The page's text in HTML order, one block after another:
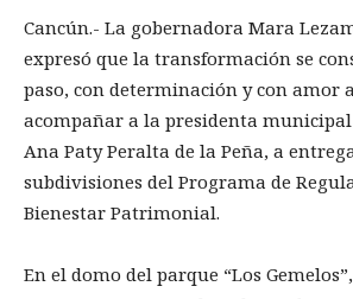
Cancún.- La gobernadora Mara
expresó que la transformación se
paso, con determinación y con amor
acompañar a la presidenta municipal
Ana Paty Peralta de la Peña, a
subdivisiones del Programa de
Bienestar Patrimonial.
En el domo del parque “Los